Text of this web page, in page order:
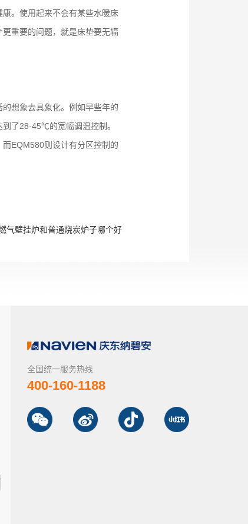
。使用起来不会有某些水暖床
重要的问题，就是床垫要无辐
想象去具象化。例如早些年的
了28-45℃的宽幅调温控制。
EQM580则设计有分区控制的
气壁挂炉和普通烧炭炉子哪个好
全国统一服务热线
400-160-1188